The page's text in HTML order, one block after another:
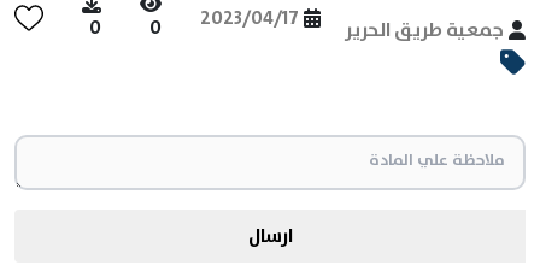
جمعية طريق الحرير 2023/04/17
0
0
ارسال